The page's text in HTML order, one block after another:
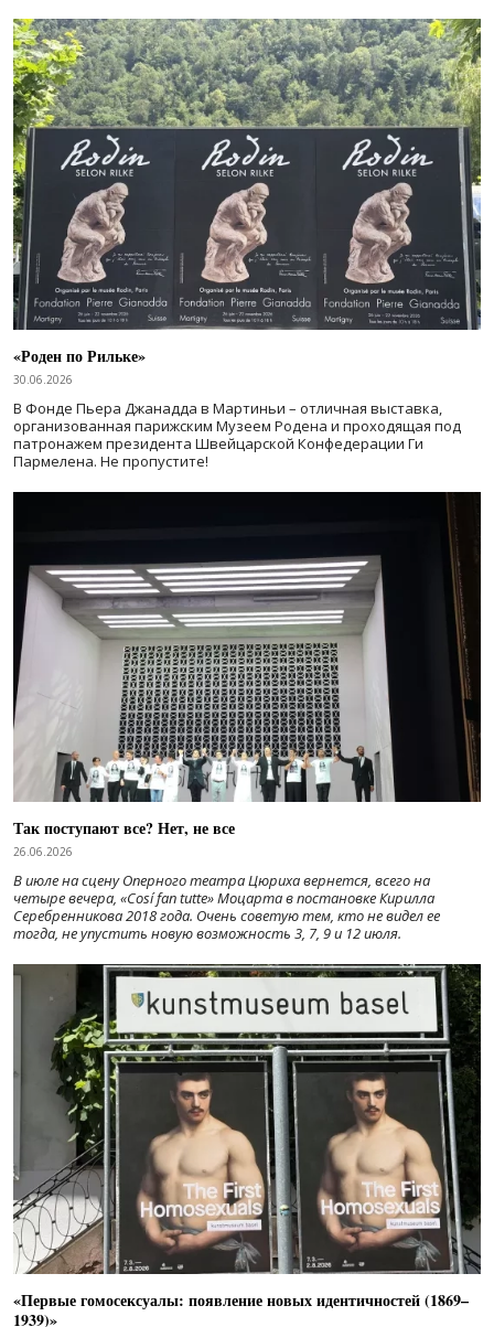
«Роден по Рильке»
30.06.2026
В Фонде Пьера Джанадда в Мартиньи – отличная выставка,
организованная парижским Музеем Родена и проходящая под
патронажем президента Швейцарской Конфедерации Ги
Пармелена. Не пропустите!
Так поступают все? Нет, не все
26.06.2026
В июле на сцену Оперного театра Цюриха вернется, всего на
четыре вечера, «Cosí fan tutte» Моцарта в постановке Кирилла
Серебренникова 2018 года. Очень советую тем, кто не видел ее
тогда, не упустить новую возможность 3, 7, 9 и 12 июля.
«Первые гомосексуалы: появление новых идентичностей (1869–
1939)»